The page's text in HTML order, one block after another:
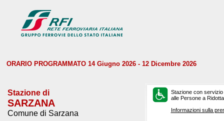
ORARIO PROGRAMMATO 14 Giugno 2026 - 12 Dicembre 2026
Stazione di
SARZANA
Comune di Sarzana
Stazione con
alle Persone a
Informazioni sulla